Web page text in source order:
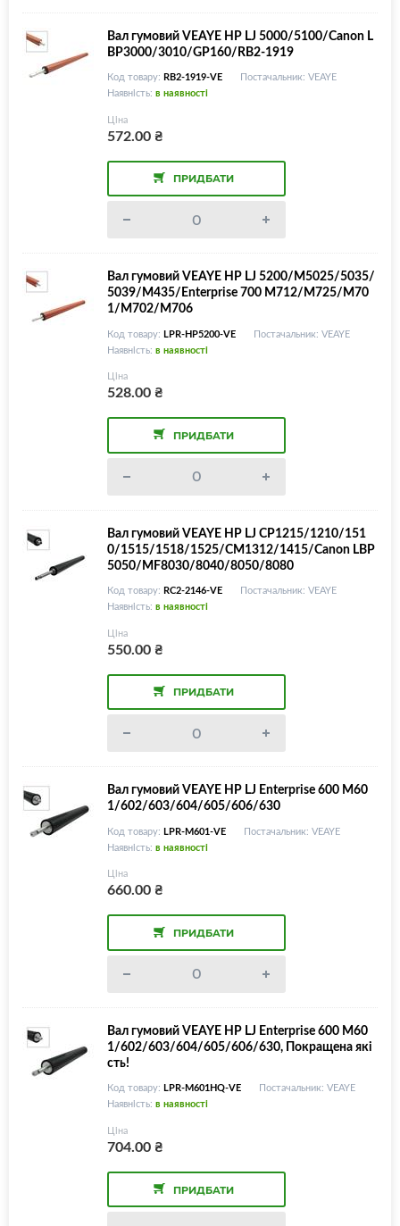
Вал гумовий VEAYE HP LJ 5000/5100/Canon L
BP3000/3010/GP160/RB2-1919
Код товару: RB2-1919-VE
Постачальник: VEAYE
Наявність: в наявності
Ціна
572.00₴
ПРИДБАТИ
Вал гумовий VEAYE HP LJ 5200/M5025/5035/
5039/M435/Enterprise 700 M712/M725/M70
1/M702/M706
Код товару: LPR-HP5200-VE
Постачальник: VEAYE
Наявність: в наявності
Ціна
528.00₴
ПРИДБАТИ
Вал гумовий VEAYE HP LJ CP1215/1210/151
0/1515/1518/1525/CM1312/1415/Canon LBP
5050/MF8030/8040/8050/8080
Код товару: RC2-2146-VE
Постачальник: VEAYE
Наявність: в наявності
Ціна
550.00₴
ПРИДБАТИ
Вал гумовий VEAYE HP LJ Enterprise 600 M60
1/602/603/604/605/606/630
Код товару: LPR-M601-VE
Постачальник: VEAYE
Наявність: в наявності
Ціна
660.00₴
ПРИДБАТИ
Вал гумовий VEAYE HP LJ Enterprise 600 M60
1/602/603/604/605/606/630, Покращена які
сть!
Код товару: LPR-M601HQ-VE
Постачальник: VEAYE
Наявність: в наявності
Ціна
704.00₴
ПРИДБАТИ